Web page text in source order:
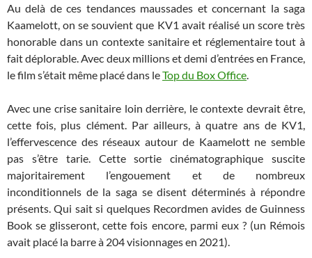
Au delà de ces tendances maussades et concernant la saga
Kaamelott, on se souvient que KV1 avait réalisé un score très
honorable dans un contexte sanitaire et réglementaire tout à
fait déplorable. Avec deux millions et demi d’entrées en France,
le film s’était même placé dans leTop du Box Office.
Avec une crise sanitaire loin derrière, le contexte devrait être,
cette fois, plus clément. Par ailleurs, à quatre ans de KV1,
l’effervescence des réseaux autour de Kaamelott ne semble
pas s’être tarie. Cette sortie cinématographique suscite
majoritairement l’engouement et de nombreux
inconditionnels de la saga se disent déterminés à répondre
présents. Qui sait si quelques Recordmen avides de Guinness
Book se glisseront, cette fois encore, parmi eux ? (un Rémois
avait placé la barre à 204 visionnages en 2021).